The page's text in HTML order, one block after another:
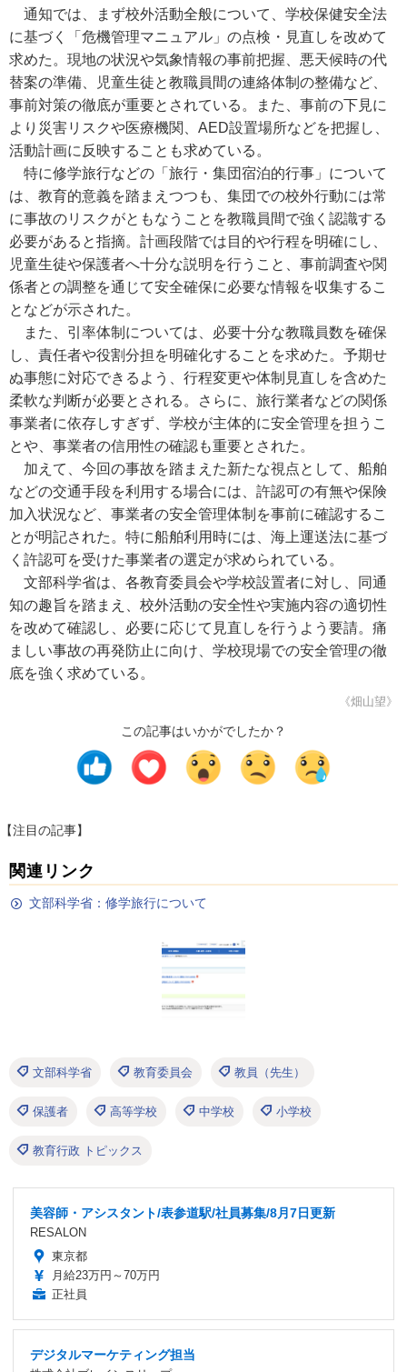
通知では、まず校外活動全般について、学校保健安全法
に基づく「危機管理マニュアル」の点検・見直しを改めて
求めた。現地の状況や気象情報の事前把握、悪天候時の代
替案の準備、児童生徒と教職員間の連絡体制の整備など、
事前対策の徹底が重要とされている。また、事前の下見に
より災害リスクや医療機関、AED設置場所などを把握し、
活動計画に反映することも求めている。
特に修学旅行などの「旅行・集団宿泊的行事」について
は、教育的意義を踏まえつつも、集団での校外行動には常
に事故のリスクがともなうことを教職員間で強く認識する
必要があると指摘。計画段階では目的や行程を明確にし、
児童生徒や保護者へ十分な説明を行うこと、事前調査や関
係者との調整を通じて安全確保に必要な情報を収集するこ
となどが示された。
また、引率体制については、必要十分な教職員数を確保
し、責任者や役割分担を明確化することを求めた。予期せ
ぬ事態に対応できるよう、行程変更や体制見直しを含めた
柔軟な判断が必要とされる。さらに、旅行業者などの関係
事業者に依存しすぎず、学校が主体的に安全管理を担うこ
とや、事業者の信用性の確認も重要とされた。
加えて、今回の事故を踏まえた新たな視点として、船舶
などの交通手段を利用する場合には、許認可の有無や保険
加入状況など、事業者の安全管理体制を事前に確認するこ
とが明記された。特に船舶利用時には、海上運送法に基づ
く許認可を受けた事業者の選定が求められている。
文部科学省は、各教育委員会や学校設置者に対し、同通
知の趣旨を踏まえ、校外活動の安全性や実施内容の適切性
を改めて確認し、必要に応じて見直しを行うよう要請。痛
ましい事故の再発防止に向け、学校現場での安全管理の徹
底を強く求めている。
《畑山望》
この記事はいかがでしたか？
【注目の記事】
関連リンク
文部科学省：修学旅行について
文部科学省 教育委員会 教員（先生）
保護者 高等学校 中学校 小学校
教育行政 トピックス
美容師・アシスタント/表参道駅/社員募集/8月7日更新
RESALON
東京都
月給23万円～70万円
正社員
デジタルマーケティング担当